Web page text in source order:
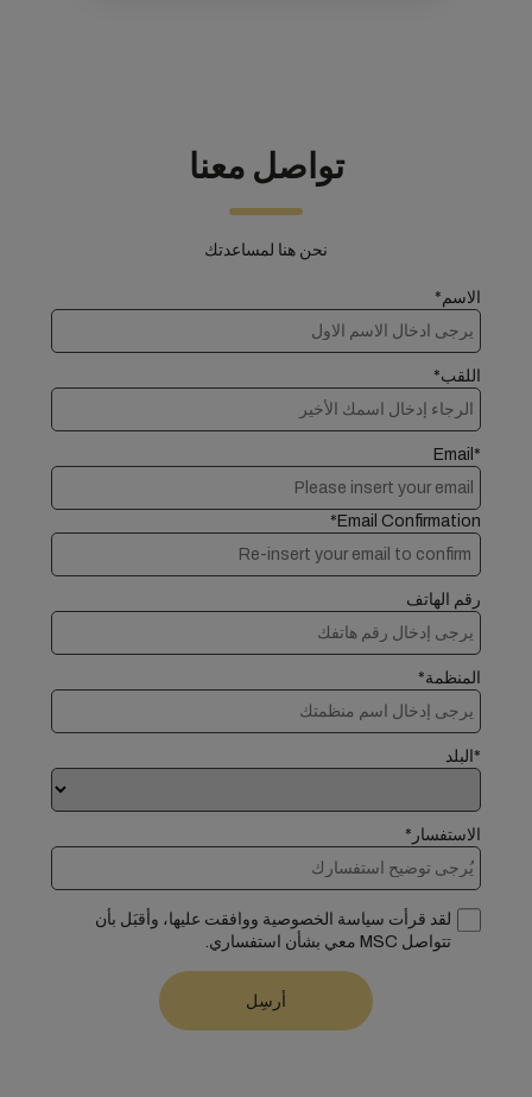
تواصل معنا
نحن هنا لمساعدتك
الاسم*
اللقب*
Email*
Email Confirmation*
رقم الهاتف
المنظمة*
*البلد
الاستفسار*
لقد قرأت سياسة الخصوصية ووافقت عليها، وأقبَل بأن
تتواصل MSC معي بشأن استفساري.